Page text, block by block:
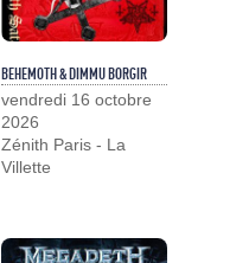
BEHEMOTH & DIMMU BORGIR
vendredi 16 octobre
2026
Zénith Paris - La
Villette